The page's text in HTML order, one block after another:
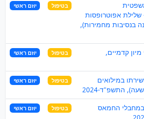
שלילת אפוטרופסות
בנסיבות מחמירות),
בטיפול יוזם ראשי
קדמיים,
בטיפול יוזם ראשי
במילואים
התשפ"ד-2024
בטיפול יוזם ראשי
במחבלי החמאס
בטיפול יוזם ראשי